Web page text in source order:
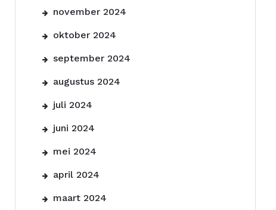
november 2024
oktober 2024
september 2024
augustus 2024
juli 2024
juni 2024
mei 2024
april 2024
maart 2024